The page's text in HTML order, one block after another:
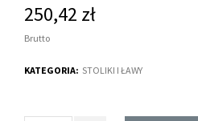
250,42 zł
Brutto
KATEGORIA: STOLIKI I ŁAWY